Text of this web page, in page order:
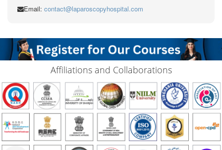
Email: contact@laparoscopyhospital.com
Affiliations and Collaborations